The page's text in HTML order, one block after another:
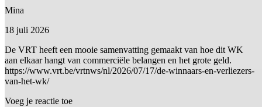
Mina
18 juli 2026
De VRT heeft een mooie samenvatting gemaakt van hoe dit WK
aan elkaar hangt van commerciële belangen en het grote geld.
https://www.vrt.be/vrtnws/nl/2026/07/17/de-winnaars-en-verliezers-
van-het-wk/
Voeg je reactie toe